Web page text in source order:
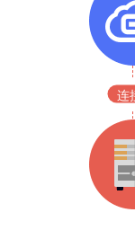
连